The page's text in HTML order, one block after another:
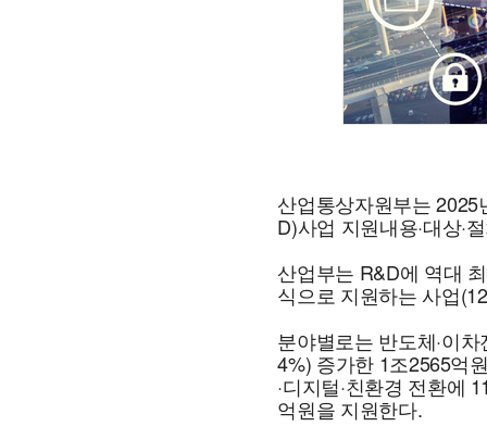
산업통상자원부는 2025
D)사업 지원내용·대상·
산업부는 R&D에 역대
식으로 지원하는 사업
분야별로는 반도체·이
4%) 증가한 1조2565억
·디지털·친환경 전환에
억원을 지원한다.